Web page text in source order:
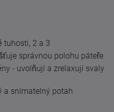
tuhosti, 2 a 3
správnou polohu páteře
- uvolňují a zrelaxují svaly
a snímatelný potah